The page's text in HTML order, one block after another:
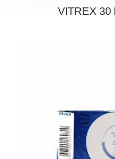
VITREX 30